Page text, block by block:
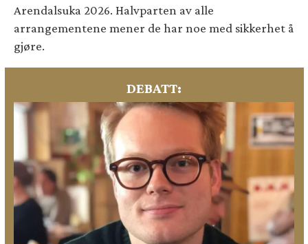
Arendalsuka 2026. Halvparten av alle
arrangementene mener de har noe med sikkerhet å
gjøre.
DEBATT: